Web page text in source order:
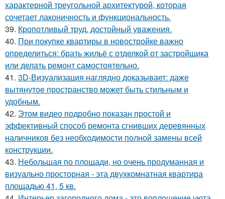
характерной треугольной архитектурой, которая
сочетает лаконичность и функциональность.
39. Кропотливый труд, достойный уважения.
40. При покупке квартиры в новостройке важно
определиться: брать жильё с отделкой от застройщика
или делать ремонт самостоятельно.
41. 3D-Визуализация наглядно доказывает: даже
вытянутое пространство может быть стильным и
удобным.
42. Этом видео подробно показан простой и
эффективный способ ремонта сгнивших деревянных
наличников без необходимости полной замены всей
конструкции.
43. Небольшая по площади, но очень продуманная и
визуально просторная - эта двухкомнатная квартира
площадью 41, 5 кв.